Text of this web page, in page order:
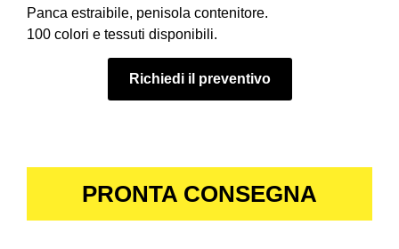
Panca estraibile, penisola contenitore.
100 colori e tessuti disponibili.
Richiedi il preventivo
PRONTA CONSEGNA